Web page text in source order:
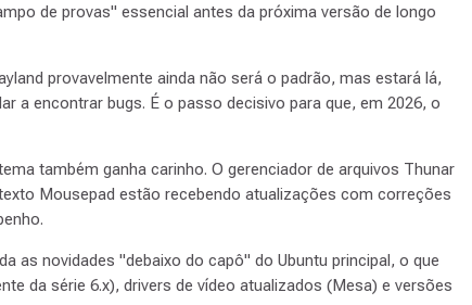
de provas" essencial antes da próxima versão de longo
provavelmente ainda não será o padrão, mas estará lá,
a encontrar bugs. É o passo decisivo para que, em 2026, o
também ganha carinho. O gerenciador de arquivos Thunar
Mousepad estão recebendo atualizações com correções
as novidades "debaixo do capô" do Ubuntu principal, o que
da série 6.x), drivers de vídeo atualizados (Mesa) e versões